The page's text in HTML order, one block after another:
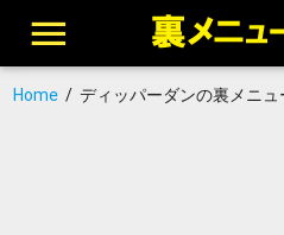
Home/ ディッパーダンの裏メニュ